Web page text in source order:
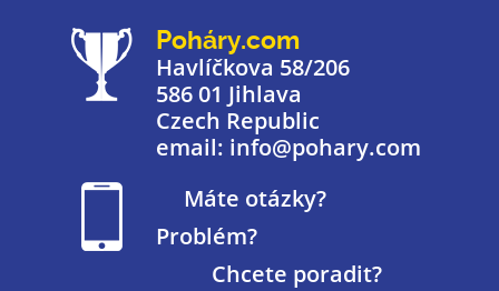
Poháry.com
Havlíčkova 58/206
586 01 Jihlava
Czech Republic
email: info@pohary.com
Máte otázky?
Problém?
Chcete poradit?